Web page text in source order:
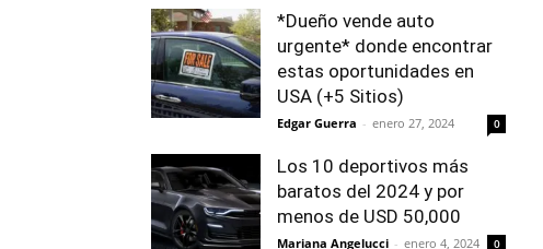
*Dueño vende auto
urgente* donde encontrar
estas oportunidades en
USA (+5 Sitios)
Edgar Guerra - enero 27, 2024 0
Los 10 deportivos más
baratos del 2024 y por
menos de USD 50,000
Mariana Angelucci - enero 4, 2024 0